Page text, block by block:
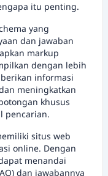
itu penting.
yang
dan jawaban
markup
dengan lebih
informasi
meningkatkan
khusus
pencarian.
situs web
online. Dengan
menandai
dan jawabannya